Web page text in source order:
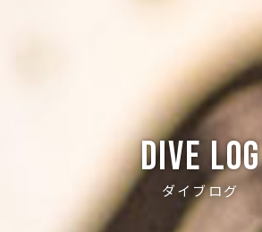
Dive log
ダイブログ